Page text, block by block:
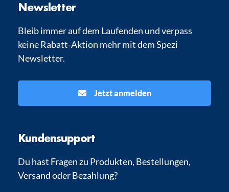
Newsletter
Bleib immer auf dem Laufenden und verpass
keine Rabatt-Aktion mehr mit dem Spezi
Newsletter.
Jetzt anmelden
Kundensupport
Du hast Fragen zu Produkten, Bestellungen,
Versand oder Bezahlung?